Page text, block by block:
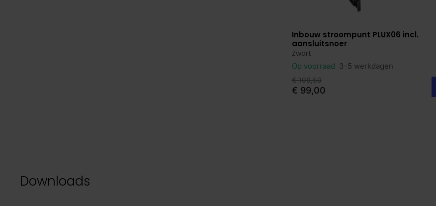
Bekijk product
Inbouw stroompunt PLUX06 incl.
aansluitsnoer
Zwart
Op voorraad 3-5 werkdagen
€ 106,50
€ 99,00
Downloads